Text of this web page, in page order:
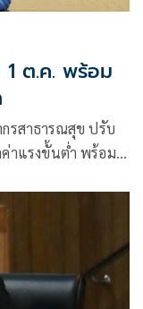
1 ต.ค. พร้อม
รสาธารณสุข ปรับ
ค่าแรงขั้นต่ำ พร้อม